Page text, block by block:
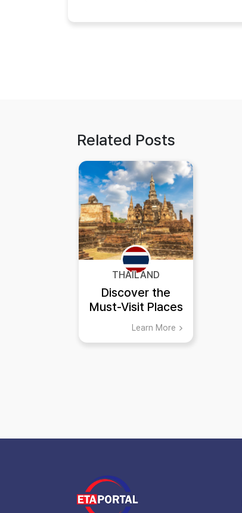
Related Posts
THAILAND
Discover the
Must-Visit Places
in Sukhothai
Thailand
Learn More